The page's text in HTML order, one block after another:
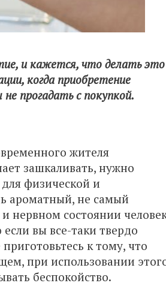
и кажется, что делать это
когда приобретение
прогадать с покупкой.
жителя
зашкаливать, нужно
физической и
ароматный, не самый
нервном состоянии
вы все-таки твердо
к тому, что
при использовании
беспокойство.